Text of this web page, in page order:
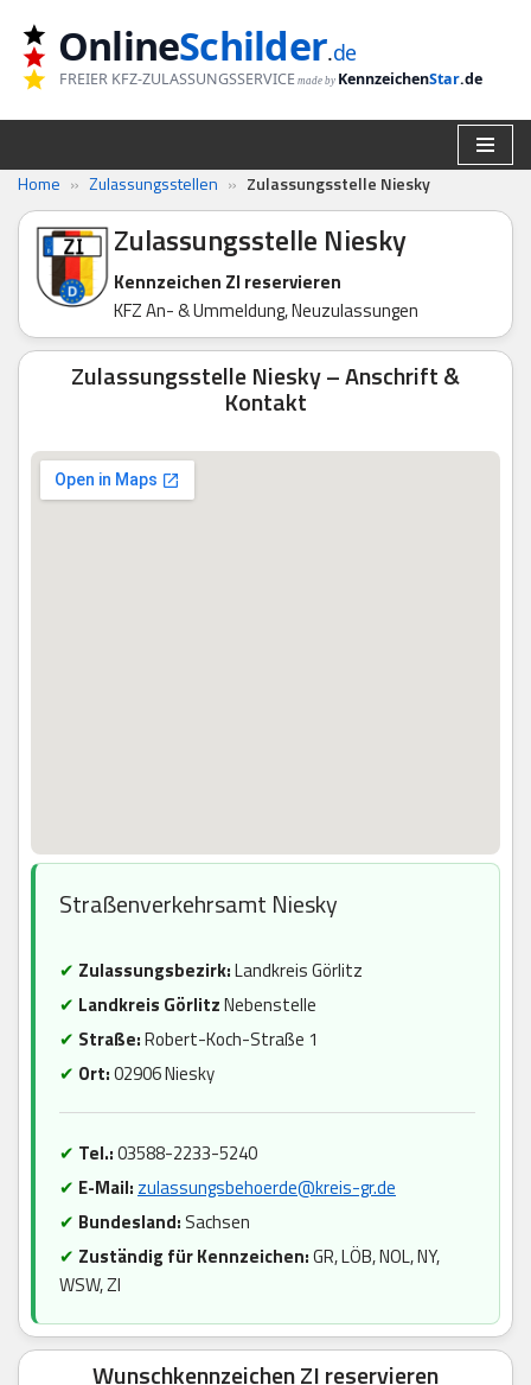
Zum
Inhalt
springen
OnlineSchilder.de
FREIER KFZ-ZULASSUNGSSERVICE made by KennzeichenStar.de
Home » Zulassungsstellen » Zulassungsstelle Niesky
Zulassungsstelle Niesky
Kennzeichen ZI reservieren
KFZ An- & Ummeldung, Neuzulassungen
Zulassungsstelle Niesky – Anschrift &
Kontakt
Straßenverkehrsamt Niesky
✔ Zulassungsbezirk:Landkreis Görlitz
✔ Landkreis GörlitzNebenstelle
✔ Straße:Robert-Koch-Straße 1
✔ Ort:02906 Niesky
✔ Tel.:03588-2233-5240
✔ E-Mail: zulassungsbehoerde@kreis-gr.de
✔ Bundesland: Sachsen
✔ Zuständig für Kennzeichen:GR, LÖB, NOL, NY,
WSW, ZI
Wunschkennzeichen ZI reservieren